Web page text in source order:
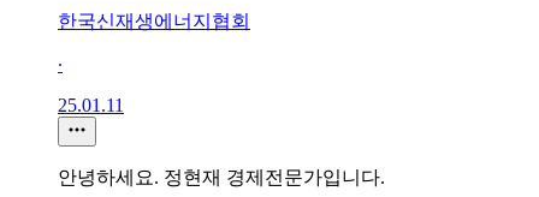
한국신재생에너지협회
∙
25.01.11
안녕하세요. 정현재 경제전문가입니다.